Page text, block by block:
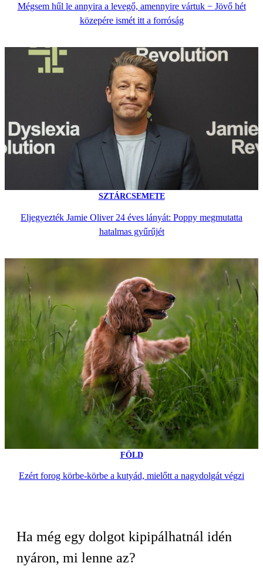
Mégsem hűl le annyira a levegő, amennyire vártuk − Jövő hét
közepére ismét itt a forróság
SZTÁRCSEMETE
Eljegyezték Jamie Oliver 24 éves lányát: Poppy megmutatta
hatalmas gyűrűjét
FÖLD
Ezért forog körbe-körbe a kutyád, mielőtt a nagydolgát végzi
Ha még egy dolgot kipipálhatnál idén
nyáron, mi lenne az?